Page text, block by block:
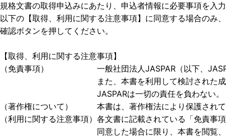
規格文書の取得申込みにあたり、申込者情報に必要事項を入
以下の【取得、利用に関する注意事項】に同意する場合のみ
確認ボタンを押してください。
【取得、利用に関する注意事項】
（免責事項） 一般社団法人JASPAR（以下、
また、本書を利用して検討された成果物、また
JASPARは一切の責任を負わない。
（著作権について） 本書は、著作権法により保護されて
（利用に関する注意事項）各文書に記載されている「免責
同意した場合に限り、本書を閲覧、利用する